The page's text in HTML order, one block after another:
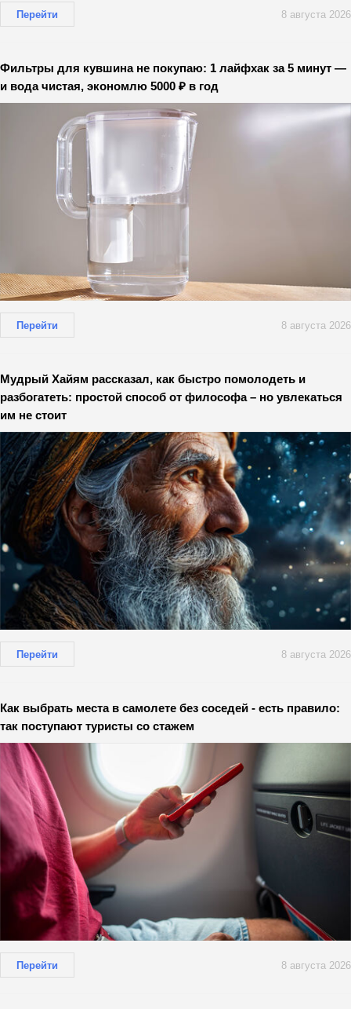
Перейти 8 августа 2026
Фильтры для кувшина не покупаю: 1 лайфхак за 5 минут —
и вода чистая, экономлю 5000 ₽ в год
Перейти 8 августа 2026
Мудрый Хайям рассказал, как быстро помолодеть и
разбогатеть: простой способ от философа – но увлекаться
им не стоит
Перейти 8 августа 2026
Как выбрать места в самолете без соседей - есть правило:
так поступают туристы со стажем
Перейти 8 августа 2026